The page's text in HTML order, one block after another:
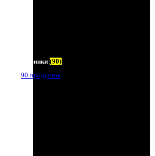
Новинки (90)
90 продуктов